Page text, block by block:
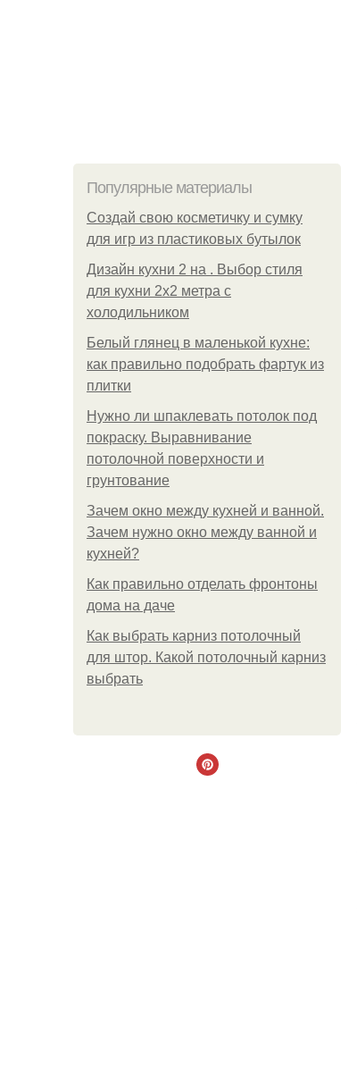
Популярные материалы
Создай свою косметичку и сумку
для игр из пластиковых бутылок
Дизайн кухни 2 на . Выбор стиля
для кухни 2х2 метра с
холодильником
Белый глянец в маленькой кухне:
как правильно подобрать фартук из
плитки
Нужно ли шпаклевать потолок под
покраску. Выравнивание
потолочной поверхности и
грунтование
Зачем окно между кухней и ванной.
Зачем нужно окно между ванной и
кухней?
Как правильно отделать фронтоны
дома на даче
Как выбрать карниз потолочный
для штор. Какой потолочный карниз
выбрать